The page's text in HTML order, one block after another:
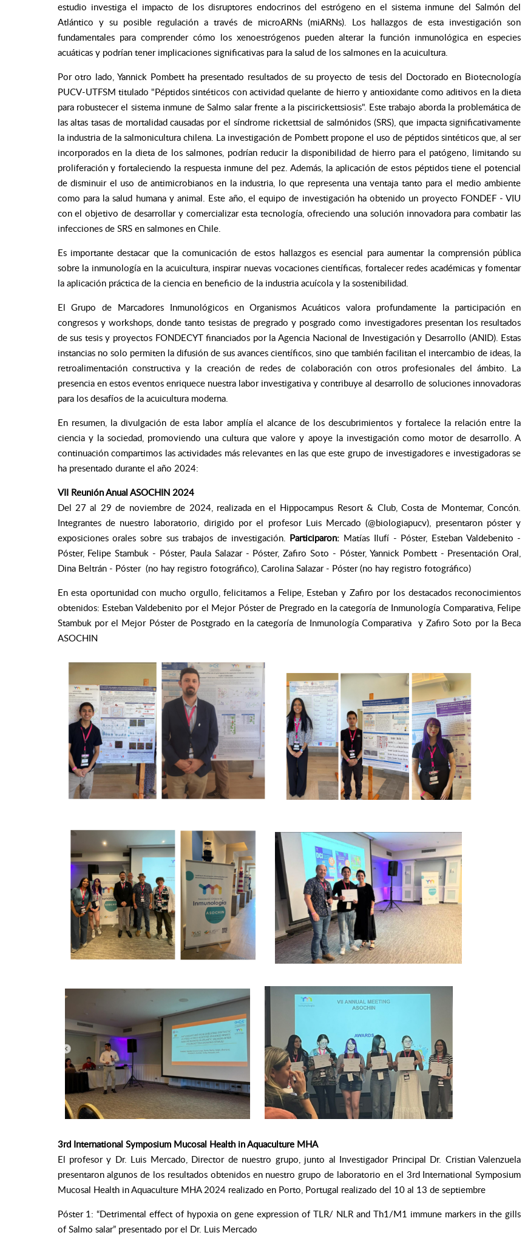
estudio investiga el impacto de los disruptores endocrinos del estrógeno en el sistema inmune del Salmón del
Atlántico y su posible regulación a través de microARNs (miARNs). Los hallazgos de esta investigación son
fundamentales para comprender cómo los xenoestrógenos pueden alterar la función inmunológica en especies
acuáticas y podrían tener implicaciones significativas para la salud de los salmones en la acuicultura.
Por otro lado, Yannick Pombett ha presentado resultados de su proyecto de tesis del Doctorado en Biotecnología
PUCV-UTFSM titulado "Péptidos sintéticos con actividad quelante de hierro y antioxidante como aditivos en la dieta
para robustecer el sistema inmune de Salmo salar frente a la piscirickettsiosis". Este trabajo aborda la problemática de
las altas tasas de mortalidad causadas por el síndrome rickettsial de salmónidos (SRS), que impacta significativamente
la industria de la salmonicultura chilena. La investigación de Pombett propone el uso de péptidos sintéticos que, al ser
incorporados en la dieta de los salmones, podrían reducir la disponibilidad de hierro para el patógeno, limitando su
proliferación y fortaleciendo la respuesta inmune del pez. Además, la aplicación de estos péptidos tiene el potencial
de disminuir el uso de antimicrobianos en la industria, lo que representa una ventaja tanto para el medio ambiente
como para la salud humana y animal. Este año, el equipo de investigación ha obtenido un proyecto FONDEF - VIU
con el objetivo de desarrollar y comercializar esta tecnología, ofreciendo una solución innovadora para combatir las
infecciones de SRS en salmones en Chile.
Es importante destacar que la comunicación de estos hallazgos es esencial para aumentar la comprensión pública
sobre la inmunología en la acuicultura, inspirar nuevas vocaciones científicas, fortalecer redes académicas y fomentar
la aplicación práctica de la ciencia en beneficio de la industria acuícola y la sostenibilidad.
El Grupo de Marcadores Inmunológicos en Organismos Acuáticos valora profundamente la participación en
congresos y workshops, donde tanto tesistas de pregrado y posgrado como investigadores presentan los resultados
de sus tesis y proyectos FONDECYT financiados por la Agencia Nacional de Investigación y Desarrollo (ANID). Estas
instancias no solo permiten la difusión de sus avances científicos, sino que también facilitan el intercambio de ideas, la
retroalimentación constructiva y la creación de redes de colaboración con otros profesionales del ámbito. La
presencia en estos eventos enriquece nuestra labor investigativa y contribuye al desarrollo de soluciones innovadoras
para los desafíos de la acuicultura moderna.
En resumen, la divulgación de esta labor amplía el alcance de los descubrimientos y fortalece la relación entre la
ciencia y la sociedad, promoviendo una cultura que valore y apoye la investigación como motor de desarrollo. A
continuación compartimos las actividades más relevantes en las que este grupo de investigadores e investigadoras se
ha presentado durante el año 2024:
VII Reunión Anual ASOCHIN 2024
Del 27 al 29 de noviembre de 2024, realizada en el Hippocampus Resort & Club, Costa de Montemar, Concón.
Integrantes de nuestro laboratorio, dirigido por el profesor Luis Mercado (@biologiapucv), presentaron póster y
exposiciones orales sobre sus trabajos de investigación. Participaron: Matías Ilufí - Póster, Esteban Valdebenito -
Póster, Felipe Stambuk - Póster, Paula Salazar - Póster, Zafiro Soto - Póster, Yannick Pombett - Presentación Oral,
Dina Beltrán - Póster (no hay registro fotográfico), Carolina Salazar - Póster (no hay registro fotográfico)
En esta oportunidad con mucho orgullo, felicitamos a Felipe, Esteban y Zafiro por los destacados reconocimientos
obtenidos: Esteban Valdebenito por el Mejor Póster de Pregrado en la categoría de Inmunología Comparativa, Felipe
Stambuk por el Mejor Póster de Postgrado en la categoría de Inmunología Comparativa y Zafiro Soto por la Beca
ASOCHIN
3rd International Symposium Mucosal Health in Aquaculture MHA
El profesor y Dr. Luis Mercado, Director de nuestro grupo, junto al Investigador Principal Dr. Cristian Valenzuela
presentaron algunos de los resultados obtenidos en nuestro grupo de laboratorio en el 3rd International Symposium
Mucosal Health in Aquaculture MHA 2024 realizado en Porto, Portugal realizado del 10 al 13 de septiembre
Póster 1: “Detrimental effect of hypoxia on gene expression of TLR/ NLR and Th1/M1 immune markers in the gills
of Salmo salar” presentado por el Dr. Luis Mercado